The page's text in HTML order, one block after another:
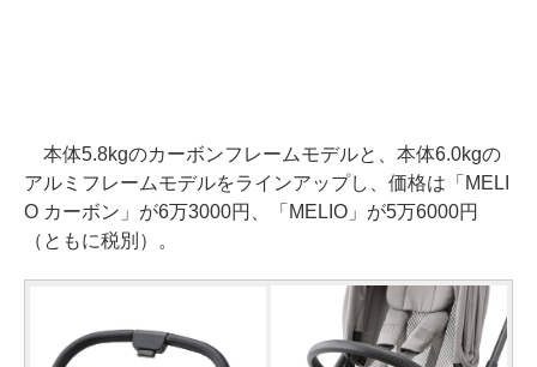
本体5.8kgのカーボンフレームモデルと、本体6.0kgの
アルミフレームモデルをラインアップし、価格は「MELI
O カーボン」が6万3000円、「MELIO」が5万6000円
（ともに税別）。